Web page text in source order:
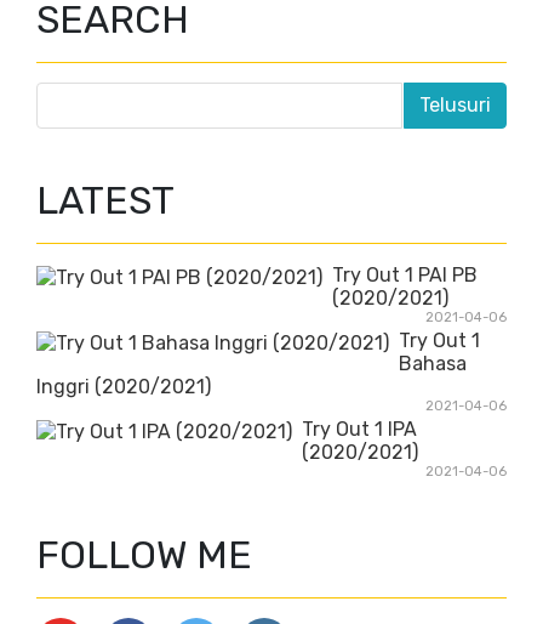
SEARCH
LATEST
Try Out 1 PAI PB
(2020/2021)
2021-04-06
Try Out 1
Bahasa
Inggri (2020/2021)
2021-04-06
Try Out 1 IPA
(2020/2021)
2021-04-06
FOLLOW ME